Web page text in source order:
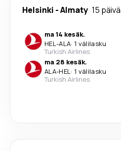
Helsinki -Almaty 15
ma 14 kesäk.
HEL-ALA· 1 välilasku
Turkish Airlines
ma 28 kesäk.
ALA-HEL· 1 välilasku
Turkish Airlines